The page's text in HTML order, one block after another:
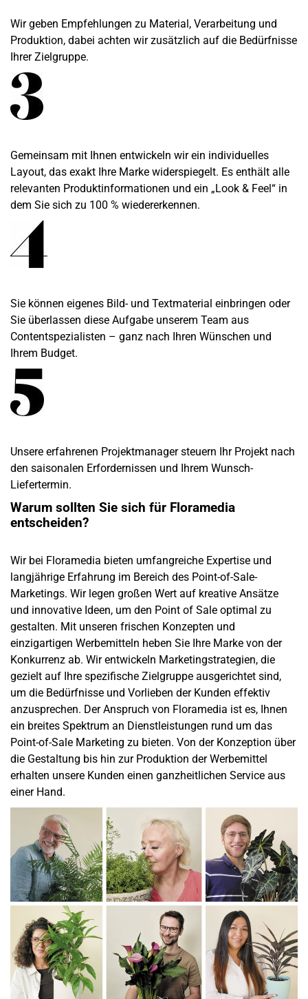
Wir geben Empfehlungen zu Material, Verarbeitung und
Produktion, dabei achten wir zusätzlich auf die Bedürfnisse
Ihrer Zielgruppe.
Gemeinsam mit Ihnen entwickeln wir ein individuelles
Layout, das exakt Ihre Marke widerspiegelt. Es enthält alle
relevanten Produktinformationen und ein „Look & Feel“ in
dem Sie sich zu 100 % wiedererkennen.
Sie können eigenes Bild- und Textmaterial einbringen oder
Sie überlassen diese Aufgabe unserem Team aus
Contentspezialisten – ganz nach Ihren Wünschen und
Ihrem Budget.
Unsere erfahrenen Projektmanager steuern Ihr Projekt nach
den saisonalen Erfordernissen und Ihrem Wunsch-
Liefertermin.
Warum sollten Sie sich für Floramedia
entscheiden?
Wir bei Floramedia bieten umfangreiche Expertise und
langjährige Erfahrung im Bereich des Point-of-Sale-
Marketings. Wir legen großen Wert auf kreative Ansätze
und innovative Ideen, um den Point of Sale optimal zu
gestalten. Mit unseren frischen Konzepten und
einzigartigen Werbemitteln heben Sie Ihre Marke von der
Konkurrenz ab. Wir entwickeln Marketingstrategien, die
gezielt auf Ihre spezifische Zielgruppe ausgerichtet sind,
um die Bedürfnisse und Vorlieben der Kunden effektiv
anzusprechen. Der Anspruch von Floramedia ist es, Ihnen
ein breites Spektrum an Dienstleistungen rund um das
Point-of-Sale Marketing zu bieten. Von der Konzeption über
die Gestaltung bis hin zur Produktion der Werbemittel
erhalten unsere Kunden einen ganzheitlichen Service aus
einer Hand.